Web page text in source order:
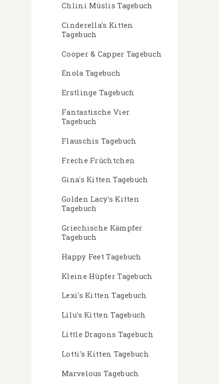
Chlini Müslis Tagebuch
Cinderella's Kitten
Tagebuch
Cooper & Capper Tagebuch
Enola Tagebuch
Erstlinge Tagebuch
Fantastische Vier
Tagebuch
Flauschis Tagebuch
Freche Früchtchen
Gina's Kitten Tagebuch
Golden Lacy's Kitten
Tagebuch
Griechische Kämpfer
Tagebuch
Happy Feet Tagebuch
Kleine Hüpfer Tagebuch
Lexi's Kitten Tagebuch
Lilu's Kitten Tagebuch
Little Dragons Tagebuch
Lotti's Kitten Tagebuch
Marvelous Tagebuch